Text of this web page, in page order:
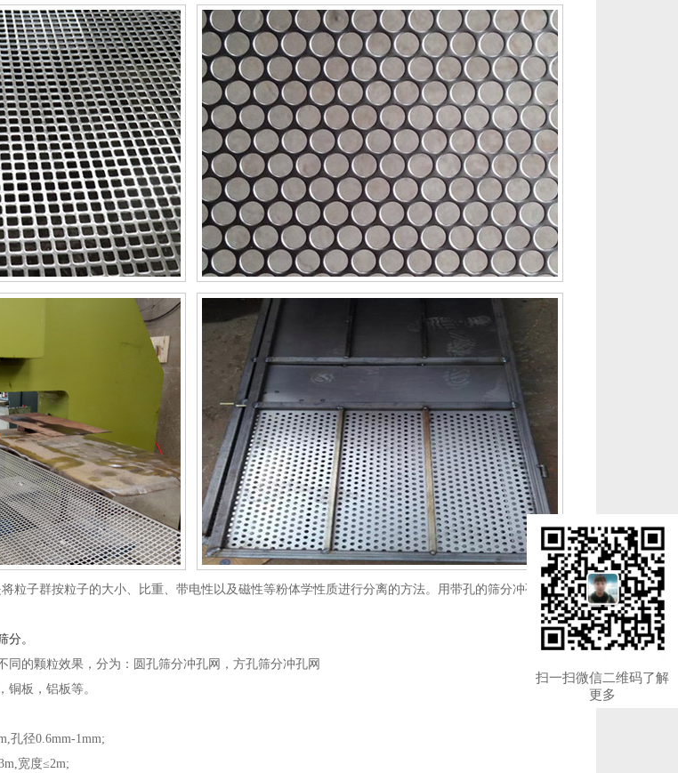
粒子群按粒子的大小、比重、带电性以及磁性等粉体学性质进行分离的方法。用带孔的筛分冲孔网
分。
同的颗粒效果，分为：圆孔筛分冲孔网，方孔筛分冲孔网
铜板，铝板等。
孔径0.6mm-1mm;
宽度≤2m;
扫一扫微信二维码了解
更多